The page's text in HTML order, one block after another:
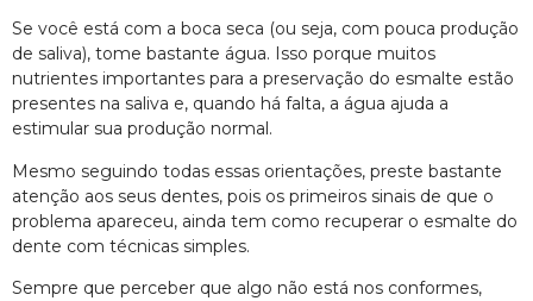
Se você está com a boca seca (ou seja, com pouca produção
de saliva), tome bastante água. Isso porque muitos
nutrientes importantes para a preservação do esmalte estão
presentes na saliva e, quando há falta, a água ajuda a
estimular sua produção normal.
Mesmo seguindo todas essas orientações, preste bastante
atenção aos seus dentes, pois os primeiros sinais de que o
problema apareceu, ainda tem como recuperar o esmalte do
dente com técnicas simples.
Sempre que perceber que algo não está nos conformes,